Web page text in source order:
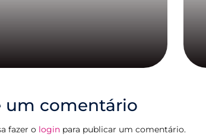
um comentário
fazer o login para publicar um comentário.